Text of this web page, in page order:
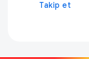
Takip et